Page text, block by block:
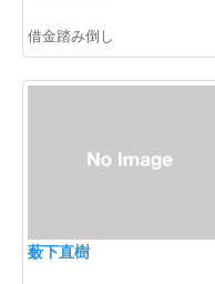
借金踏み倒し
薮下直樹